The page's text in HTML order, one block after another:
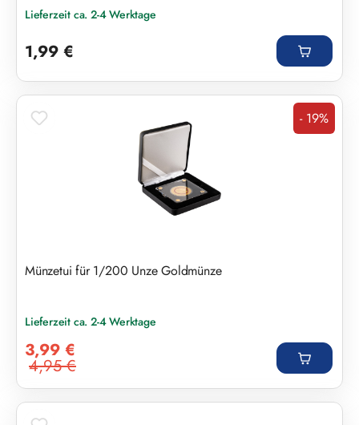
Lieferzeit ca. 2-4 Werktage
1,99 €
Rabatt
- 19%
Münzetui für 1/200 Unze Goldmünze
Lieferzeit ca. 2-4 Werktage
3,99 €
Regulärer Preis:
4,95 €